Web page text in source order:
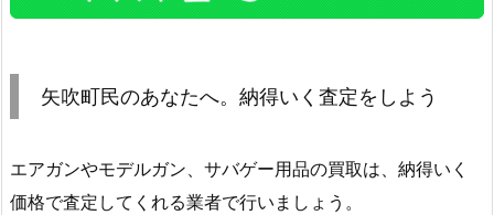
矢吹町民のあなたへ。納得いく査定をしよう
エアガンやモデルガン、サバゲー用品の買取は、納得いく
価格で査定してくれる業者で行いましょう。